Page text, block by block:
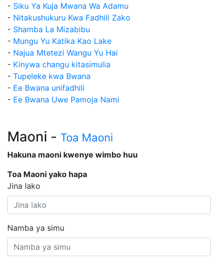
- Siku Ya Kuja Mwana Wa Adamu
- Nitakushukuru Kwa Fadhili Zako
- Shamba La Mizabibu
- Mungu Yu Katika Kao Lake
- Najua Mtetezi Wangu Yu Hai
- Kinywa changu kitasimulia
- Tupeleke kwa Bwana
- Ee Bwana unifadhili
- Ee Bwana Uwe Pamoja Nami
Maoni - Toa Maoni
Hakuna maoni kwenye wimbo huu
Toa Maoni yako hapa
Jina lako
Namba ya simu